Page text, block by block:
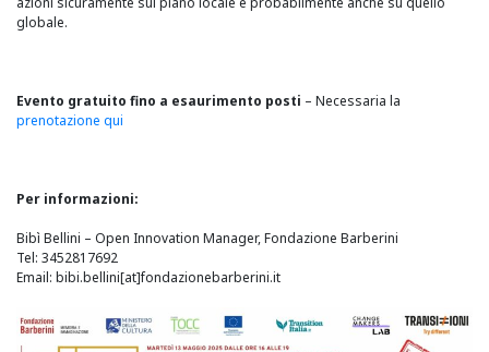
globale.
Evento gratuito fino a esaurimento posti – Necessaria la
prenotazione qui
Per informazioni:
Bibì Bellini – Open Innovation Manager, Fondazione Barberini
Tel: 3452817692
Email: bibi.bellini[at]fondazionebarberini.it